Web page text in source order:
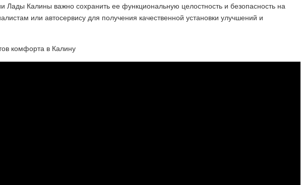
Лады Калины важно сохранить ее функциональную целостность и безопасность на
или автосервису для получения качественной установки улучшений и
комфорта в Калину